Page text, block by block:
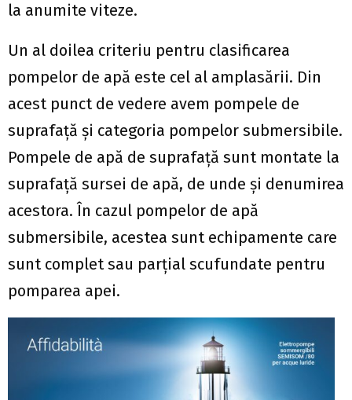
la anumite viteze.
Un al doilea criteriu pentru clasificarea
pompelor de apă este cel al amplasării. Din
acest punct de vedere avem pompele de
suprafață și categoria pompelor submersibile.
Pompele de apă de suprafață sunt montate la
suprafață sursei de apă, de unde și denumirea
acestora. În cazul pompelor de apă
submersibile, acestea sunt echipamente care
sunt complet sau parțial scufundate pentru
pomparea apei.